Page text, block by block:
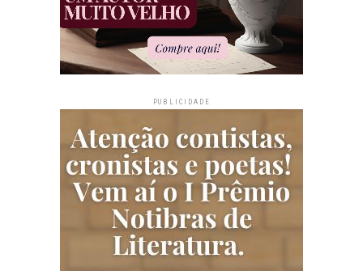
PUBLICIDADE